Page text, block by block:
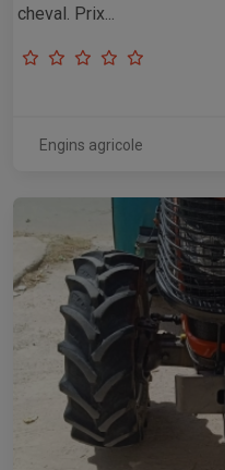
cheval. Prix...
Engins agricole